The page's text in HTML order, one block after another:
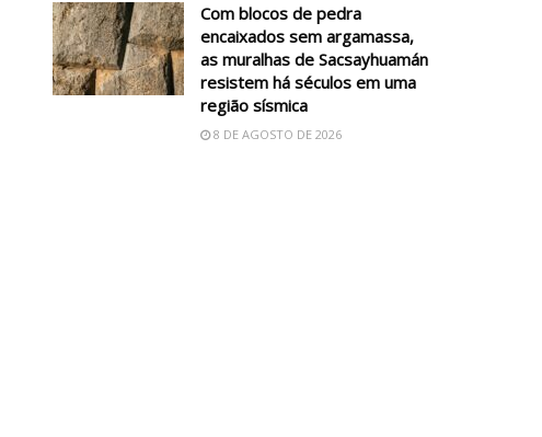
Com blocos de pedra
encaixados sem argamassa,
as muralhas de Sacsayhuamán
resistem há séculos em uma
região sísmica
8 DE AGOSTO DE 2026